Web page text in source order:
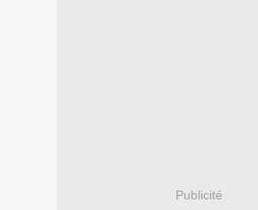
Publicité